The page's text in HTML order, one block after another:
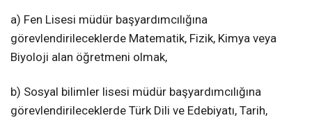
a) Fen Lisesi müdür başyardımcılığına
görevlendirileceklerde Matematik, Fizik, Kimya veya
Biyoloji alan öğretmeni olmak,
b) Sosyal bilimler lisesi müdür başyardımcılığına
görevlendirileceklerde Türk Dili ve Edebiyatı, Tarih,